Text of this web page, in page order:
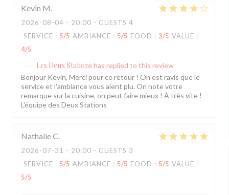
Kevin M
2026-08-04 - 20:00 - GUESTS 4
SERVICE : 5/5 AMBIANCE : 5/5 FOOD : 3/5 VALUE :
4/5
Les Deux Stations has replied to this review
Bonjour Kevin, Merci pour ce retour ! On est ravis que le
service et l'ambiance vous aient plu. On note votre
remarque sur la cuisine, on peut faire mieux ! À très vite !
L'équipe des Deux Stations
NathalieC
2026-07-31 - 20:00 - GUESTS 3
SERVICE : 5/5 AMBIANCE : 5/5 FOOD : 5/5 VALUE :
5/5